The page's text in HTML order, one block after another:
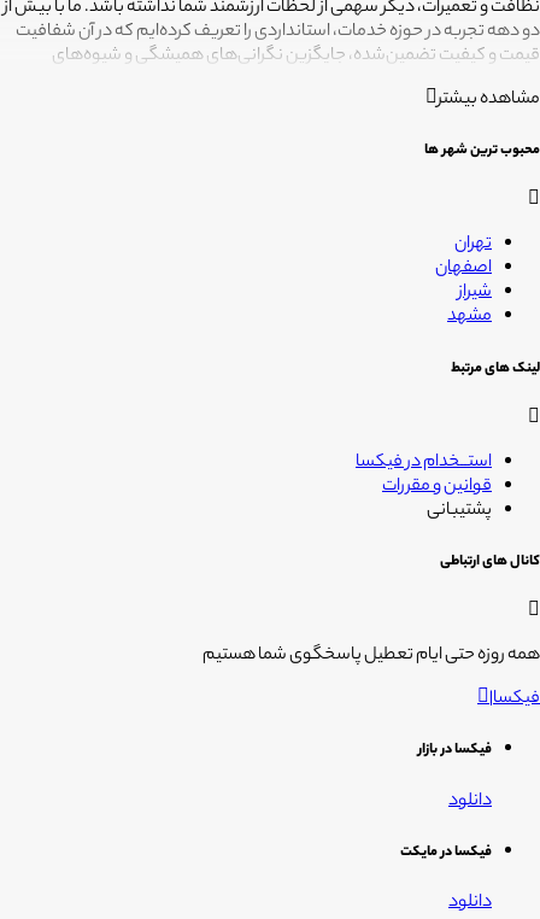
نظافت و تعمیرات، دیگر سهمی از لحظات ارزشمند شما نداشته باشد. ما با بیش از
دو دهه تجربه در حوزه خدمات، استانداردی را تعریف کرده‌ایم که در آن شفافیت
قیمت و کیفیت تضمین‌شده، جایگزین نگرانی‌های همیشگی و شیوه‌های
غیرقابل‌اطمینان شده است. تعهد ما این است که مسئولیت کارهای شما را به
متخصصانی بسپاریم که از فیلترهای سخت‌گیرانه رد شده‌اند تا نتیجه نهایی،
می‌خواستید. هدف ما در فیکسا روشن است: انجام حرفه‌ای کارهای خانه برای
زندگی
مشاهده بیشتر
محبوب ترین شهر ها
تهران
اصفهان
شیراز
مشهد
لینک های مرتبط
استــخدام در فیکسا
قوانین و مقررات
پشتیبانی
کانال های ارتباطی
همه روزه حتی ایام تعطیل پاسخگوی شما هستیم
فیکسا|
فیکسا در بازار
دانلود
فیکسا در مایکت
دانلود